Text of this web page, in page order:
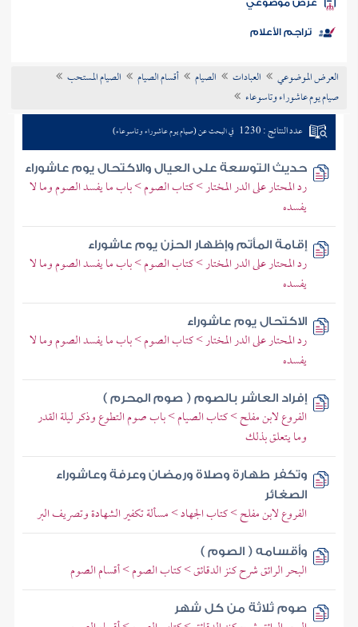
الكتب
موضوعي
تراجم الأعلام
العرض الموضوعي العبادات الصيام أقسام الصيام
الصيام المستحب
صيام يوم عاشوراء وتاسوعاء
عدد النتائج : 1230 في البحث عن (صيام يوم عاشوراء وتاسوعاء)
حديث التوسعة على العيال والاكتحال يوم عاشوراء
رد المحتار على الدر المختار > كتاب الصوم > باب ما يفسد الصوم وما لا
يفسده
إقامة المأتم وإظهار الحزن يوم عاشوراء
رد المحتار على الدر المختار > كتاب الصوم > باب ما يفسد الصوم وما لا
يفسده
الاكتحال يوم عاشوراء
رد المحتار على الدر المختار > كتاب الصوم > باب ما يفسد الصوم وما لا
يفسده
إفراد العاشر بالصوم ( صوم المحرم )
الفروع لابن مفلح > كتاب الصيام > باب صوم التطوع وذكر ليلة القدر
وما يتعلق بذلك
وتكفر طهارة وصلاة ورمضان وعرفة وعاشوراء
الصغائر
الفروع لابن مفلح > كتاب الجهاد > مسألة تكفير الشهادة وتصريف البر
وأقسامه ( الصوم )
البحر الرائق شرح كنز الدقائق > كتاب الصوم > أقسام الصوم
صوم ثلاثة من كل شهر